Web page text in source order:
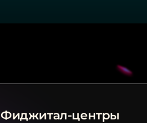
Фиджитал-центры